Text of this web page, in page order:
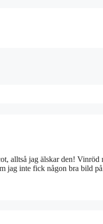
alltså jag älskar den!
jag inte fick någon bra bild